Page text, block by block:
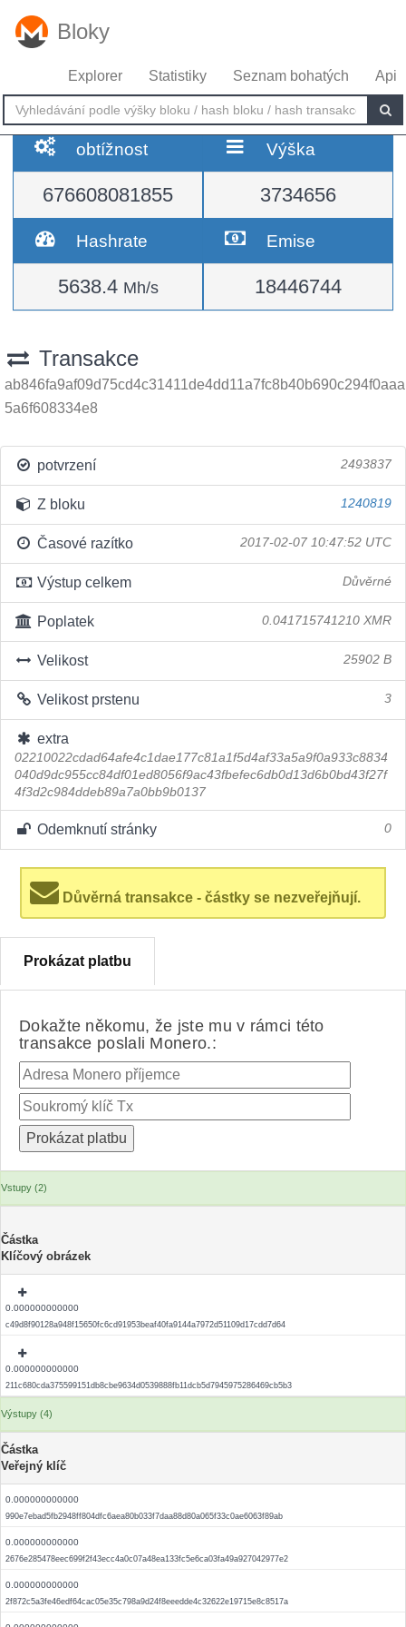
Bloky
Explorer Statistiky Seznam bohatých Api
obtížnost
676608081855
Výška
3734656
Hashrate
5638.4 Mh/s
Emise
18446744
Transakce
ab846fa9af09d75cd4c31411de4dd11a7fc8b40b690c294f0aaa
5a6f608334e8
potvrzení 2493837
Z bloku 1240819
Časové razítko 2017-02-07 10:47:52 UTC
Výstup celkem Důvěrné
Poplatek 0.041715741210 XMR
Velikost 25902 B
Velikost prstenu 3
extra
02210022cdad64afe4c1dae177c81a1f5d4af33a5a9f0a933c8834
040d9dc955cc84df01ed8056f9ac43fbefec6db0d13d6b0bd43f27f
4f3d2c984ddeb89a7a0bb9b0137
Odemknutí stránky 0
Důvěrná transakce - částky se nezveřejňují.
Prokázat platbu
Dokažte někomu, že jste mu v rámci této
transakce poslali Monero.:
Vstupy (2)
Částka
Klíčový obrázek
0.000000000000
c49d8f90128a948f15650fc6cd91953beaf40fa9144a7972d51109d17cdd7d64
0.000000000000
211c680cda375599151db8cbe9634d0539888fb11dcb5d7945975286469cb5b3
Výstupy (4)
Částka
Veřejný klíč
0.000000000000
990e7ebad5fb2948ff804dfc6aea80b033f7daa88d80a065f33c0ae6063f89ab
0.000000000000
2676e285478eec699f2f43ecc4a0c07a48ea133fc5e6ca03fa49a927042977e2
0.000000000000
2f872c5a3fe46edf64cac05e35c798a9d24f8eeedde4c32622e19715e8c8517a